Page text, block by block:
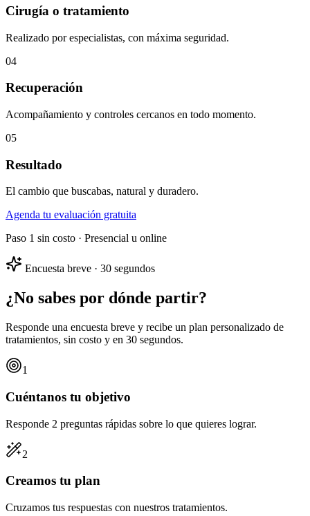
Cirugía o tratamiento
Realizado por especialistas, con máxima seguridad.
04
Recuperación
Acompañamiento y controles cercanos en todo momento.
05
Resultado
El cambio que buscabas, natural y duradero.
Agenda tu evaluación gratuita
Paso 1 sin costo · Presencial u online
Encuesta breve · 30 segundos
¿No sabes por dónde partir?
Responde una encuesta breve y recibe un plan personalizado de
tratamientos, sin costo y en 30 segundos.
1
Cuéntanos tu objetivo
Responde 2 preguntas rápidas sobre lo que quieres lograr.
2
Creamos tu plan
Cruzamos tus respuestas con nuestros tratamientos.